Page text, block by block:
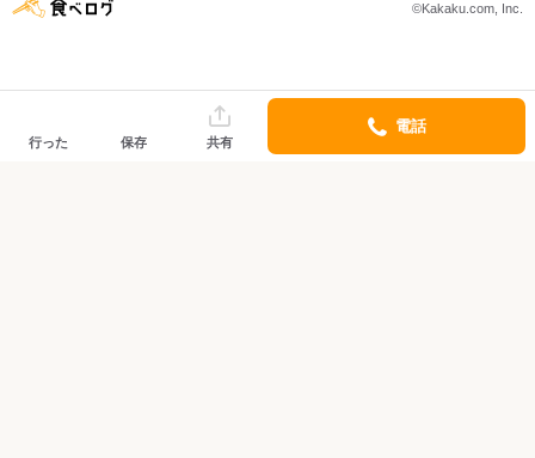
©Kakaku.com, Inc.
行った 保存 共有
電話